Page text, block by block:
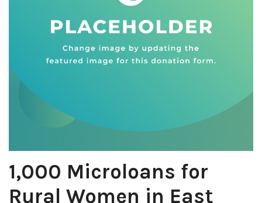
1,000 Microloans for
Rural Women in East